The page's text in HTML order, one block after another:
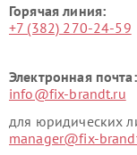
Горячая линия:
+7 (382) 270-24-59
Электронная почта:
info@fix-brandt.ru
для юридических
manager@fix-